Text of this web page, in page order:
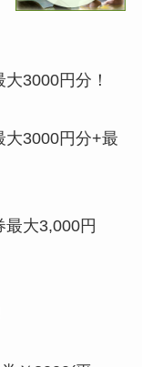
3000円分！
大3000円分+最
大3,000円